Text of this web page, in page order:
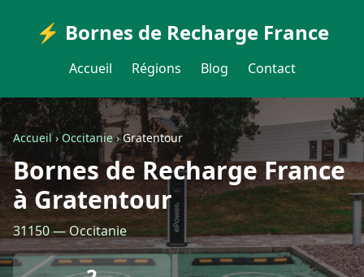
⚡ Bornes de Recharge France
Accueil Régions Blog Contact
Accueil›Occitanie›Gratentour
Bornes de Recharge France
à Gratentour
31150 — Occitanie